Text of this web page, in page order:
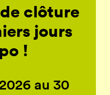
clôture
jours
!
au 30